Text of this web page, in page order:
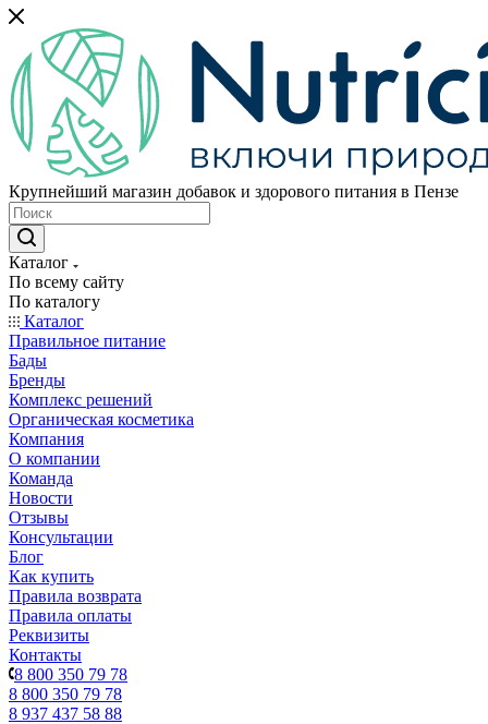
Крупнейший магазин добавок и здорового питания в Пензе
Каталог
По всему сайту
По каталогу
Каталог
Правильное питание
Бады
Бренды
Комплекс решений
Органическая косметика
Компания
О компании
Команда
Новости
Отзывы
Консультации
Блог
Как купить
Правила возврата
Правила оплаты
Реквизиты
Контакты
8 800 350 79 78
8 800 350 79 78
8 937 437 58 88